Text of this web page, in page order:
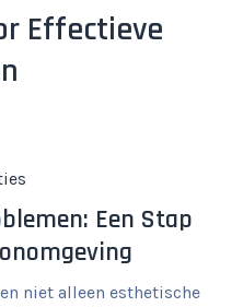
Effectieve
Een Stap
niet alleen esthetische